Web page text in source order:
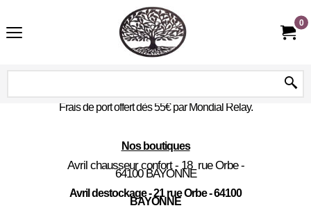
0
Frais de port offert dès 55€ par Mondial Relay.
Nos boutiques
Avril chausseur confort - 18 rue Orbe -
64100 BAYONNE
Avril destockage - 21 rue Orbe - 64100
BAYONNE